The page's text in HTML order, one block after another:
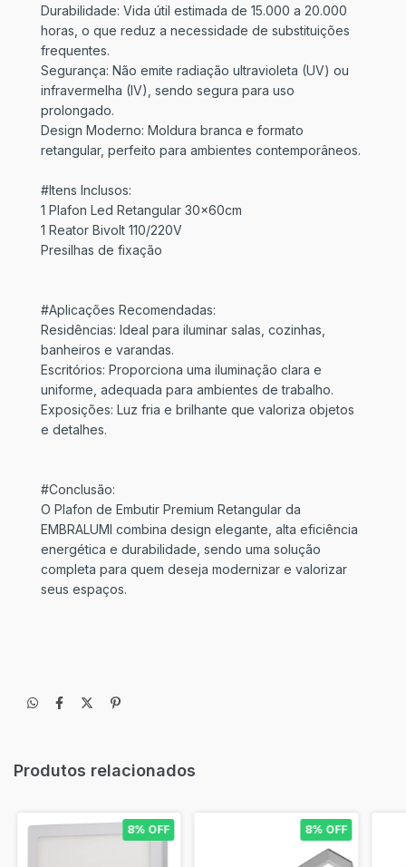
Durabilidade: Vida útil estimada de 15.000 a 20.000
horas, o que reduz a necessidade de substituições
frequentes.
Segurança: Não emite radiação ultravioleta (UV) ou
infravermelha (IV), sendo segura para uso
prolongado.
Design Moderno: Moldura branca e formato
retangular, perfeito para ambientes contemporâneos.
#Itens Inclusos:
1 Plafon Led Retangular 30x60cm
1 Reator Bivolt 110/220V
Presilhas de fixação
#Aplicações Recomendadas:
Residências: Ideal para iluminar salas, cozinhas,
banheiros e varandas.
Escritórios: Proporciona uma iluminação clara e
uniforme, adequada para ambientes de trabalho.
Exposições: Luz fria e brilhante que valoriza objetos
e detalhes.
#Conclusão:
O Plafon de Embutir Premium Retangular da
EMBRALUMI combina design elegante, alta eficiência
energética e durabilidade, sendo uma solução
completa para quem deseja modernizar e valorizar
seus espaços.
Produtos relacionados
8% OFF 8% OFF